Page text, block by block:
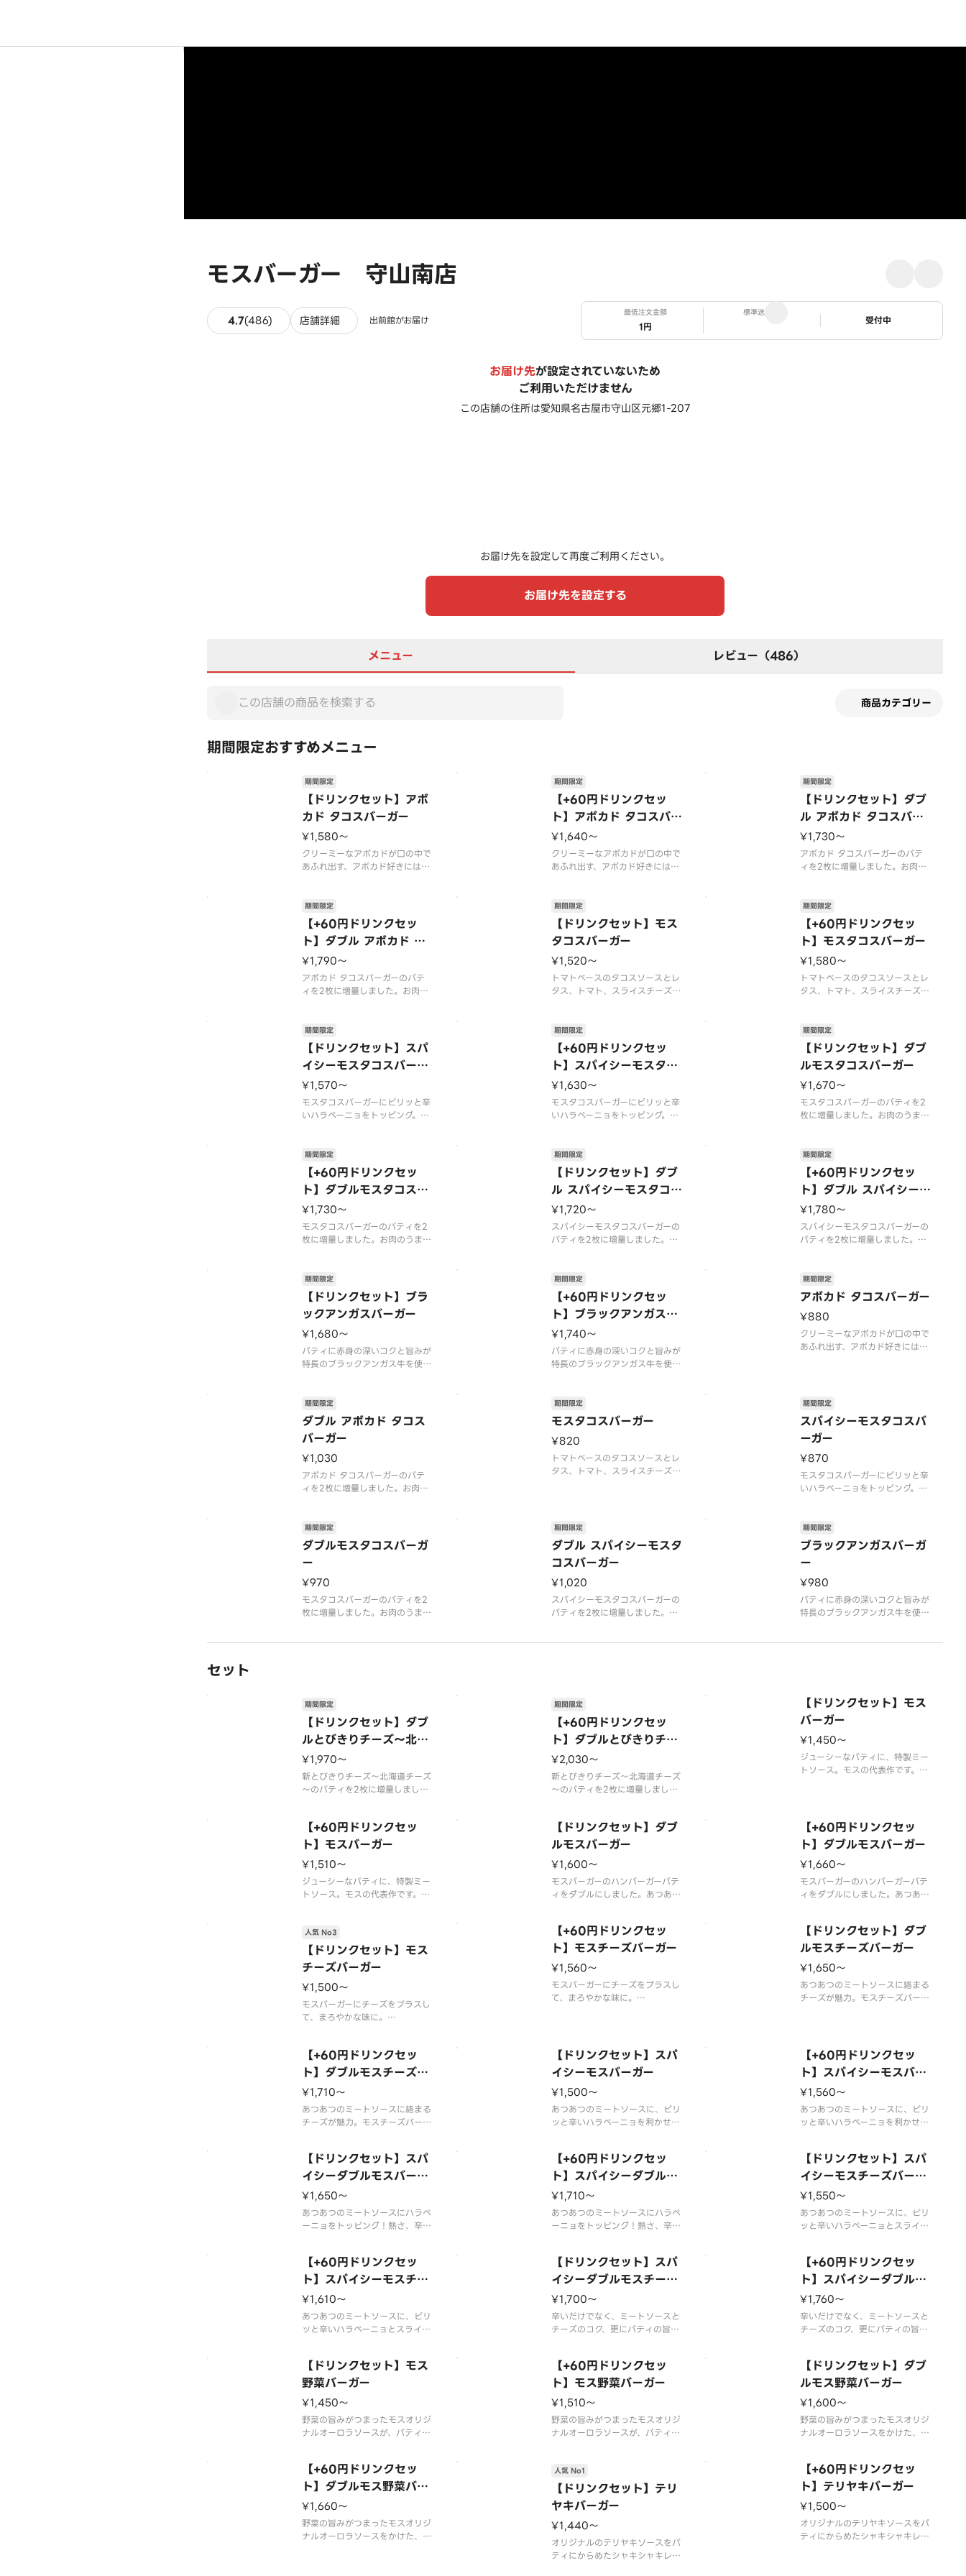
モスバーガー 守山南店
4.7(486) 486件のレビュー
店舗詳細 出前館がお届け
最低注文金額
1円
標準送料
ステータス
受付中
お届け先が設定されていないため
ご利用いただけません
この店舗の住所は愛知県名古屋市守山区元郷1-207
お届け先を設定して再度ご利用ください。
お届け先を設定する
メニュー レビュー（486）
商品カテゴリー
期間限定おすすめメニュー
【ドリンクセット】アボ
カド タコスバーガー
期間限定
¥1,580〜
クリーミーなアボカドが口の中で
あふれ出す、アボカド好きにはた
コスソースとも相性抜群！お好み
でレモンを絞ってお召しあがりく
ださい。
【2026年7月15日（水）〜202
6年9月上旬頃までの販売予定】
※
【+60円ドリンクセッ
ト】アボカド タコスバー
ガー
期間限定
¥1,640〜
クリーミーなアボカドが口の中で
あふれ出す、アボカド好きにはた
コスソースとも相性抜群！お好み
でレモンを絞ってお召しあがりく
ださい。
【2026年7月15日（水）〜202
6年9月上旬頃までの販売予定】
※
【ドリンクセット】ダブ
ル アボカド タコスバー
ガー
期間限定
¥1,730〜
アボカド タコスバーガーのパテ
ィを2枚に増量しました。お肉の
9月上旬頃までの販売予定】※店
舗によっては、期間内に販売を終
了する場合がございます。※チー
ズは工場で加熱加工をしていま
す。※商品には『
【+60円ドリンクセッ
ト】ダブル アボカド タ
コスバーガー
期間限定
¥1,790〜
アボカド タコスバーガーのパテ
ィを2枚に増量しました。お肉の
9月上旬頃までの販売予定】※店
舗によっては、期間内に販売を終
了する場合がございます。※チー
ズは工場で加熱加工をしていま
す。※商品には『
【ドリンクセット】モス
タコスバーガー
期間限定
¥1,520〜
トマトベースのタコスソースとレ
タス、トマト、スライスチーズを
ツなどの野菜を加え、数種類のス
パイスを使用し、食欲をそそるソ
ースに仕立てました。【2026年
7月15日（水）〜2026年9月上
旬頃までの販売
【+60円ドリンクセッ
ト】モスタコスバーガー
期間限定
¥1,580〜
トマトベースのタコスソースとレ
タス、トマト、スライスチーズを
ツなどの野菜を加え、数種類のス
パイスを使用し、食欲をそそるソ
ースに仕立てました。【2026年
7月15日（水）〜2026年9月上
旬頃までの販売
【ドリンクセット】スパ
イシーモスタコスバーガ
ー
期間限定
¥1,570〜
モスタコスバーガーにピリッと辛
いハラペーニョをトッピング。ス
026年9月上旬頃までの販売予
定】※店舗によっては、期間内に
販売を終了する場合がございま
す。※辛くて食べられない場合が
ございますので、
【+60円ドリンクセッ
ト】スパイシーモスタコ
スバーガー
期間限定
¥1,630〜
モスタコスバーガーにピリッと辛
いハラペーニョをトッピング。ス
026年9月上旬頃までの販売予
定】※店舗によっては、期間内に
販売を終了する場合がございま
す。※辛くて食べられない場合が
ございますので、
【ドリンクセット】ダブ
ルモスタコスバーガー
期間限定
¥1,670〜
モスタコスバーガーのパティを2
枚に増量しました。お肉のうまみ
旬頃までの販売予定】※店舗によ
っては、期間内に販売を終了する
場合がございます。※チーズは工
場で加熱加工をしています。※商
品には『カロリ
【+60円ドリンクセッ
ト】ダブルモスタコスバ
ーガー
期間限定
¥1,730〜
モスタコスバーガーのパティを2
枚に増量しました。お肉のうまみ
旬頃までの販売予定】※店舗によ
っては、期間内に販売を終了する
場合がございます。※チーズは工
場で加熱加工をしています。※商
品には『カロリ
【ドリンクセット】ダブ
ル スパイシーモスタコス
バーガー
期間限定
¥1,720〜
スパイシーモスタコスバーガーの
パティを2枚に増量しました。お
6年9月上旬頃までの販売予定】
※店舗によっては、期間内に販売
を終了する場合がございます。※
辛くて食べられない場合がござい
ますので、お子
【+60円ドリンクセッ
ト】ダブル スパイシーモ
スタコスバーガー
期間限定
¥1,780〜
スパイシーモスタコスバーガーの
パティを2枚に増量しました。お
6年9月上旬頃までの販売予定】
※店舗によっては、期間内に販売
を終了する場合がございます。※
辛くて食べられない場合がござい
ますので、お子
【ドリンクセット】ブラ
ックアンガスバーガー
期間限定
¥1,680〜
パティに赤身の深いコクと旨みが
特長のブラックアンガス牛を使
野菜の甘みを引き立てます。やみ
つき必至の絶品をこの機会にぜひ
お楽しみください。【2026年7
月15日（水）〜数量限定（なくな
り次第終了）】※チ
【+60円ドリンクセッ
ト】ブラックアンガスバ
ーガー
期間限定
¥1,740〜
パティに赤身の深いコクと旨みが
特長のブラックアンガス牛を使
野菜の甘みを引き立てます。やみ
つき必至の絶品をこの機会にぜひ
お楽しみください。【2026年7
月15日（水）〜数量限定（なくな
り次第終了）】※チ
アボカド タコスバーガー
期間限定
¥880
クリーミーなアボカドが口の中で
あふれ出す、アボカド好きにはた
でレモンを絞ってお召しあがりく
ださい。
【2026年7月15日（水）〜202
6年9月上旬頃までの販売予定】
ダブル アボカド タコス
バーガー
期間限定
¥1,030
アボカド タコスバーガーのパテ
ィを2枚に増量しました。お肉の
9月上旬頃までの販売予定】※店
舗によっては、期間内に販売を終
了する場合がございます。※チー
ズは工場で加熱加工をしていま
す。※商品には『
モスタコスバーガー
期間限定
¥820
トマトベースのタコスソースとレ
タス、トマト、スライスチーズを
パイスを使用し、食欲をそそるソ
ースに仕立てました。【2026年
7月15日（水）〜2026年9月上
旬頃までの販売
スパイシーモスタコスバ
ーガー
期間限定
¥870
モスタコスバーガーにピリッと辛
いハラペーニョをトッピング。ス
026年9月上旬頃までの販売予
定】※店舗によっては、期間内に
販売を終了する場合がございま
す。※辛くて食べられない場合が
ございますので、
ダブルモスタコスバーガ
ー
期間限定
¥970
モスタコスバーガーのパティを2
枚に増量しました。お肉のうまみ
品には『カロリ
ダブル スパイシーモスタ
コスバーガー
期間限定
¥1,020
スパイシーモスタコスバーガーの
パティを2枚に増量しました。お
ますので、お子
ブラックアンガスバーガ
ー
期間限定
¥980
パティに赤身の深いコクと旨みが
特長のブラックアンガス牛を使
り次第終了）】※チ
セット
【ドリンクセット】ダブ
ルとびきりチーズ～北海
道チーズ～
期間限定
¥1,970〜
新とびきりチーズ～北海道チーズ
～のパティを2枚に増量しまし
※パティに含まれる牛肉は、10
0％国産です。
※原料として配合しているチーズ
のうち、北海道産チーズは95％
です。
※チーズは工場で加熱加工をして
【+60円ドリンクセッ
ト】ダブルとびきりチー
ズ～北海道チーズ～
期間限定
¥2,030〜
新とびきりチーズ～北海道チーズ
～のパティを2枚に増量しまし
※パティに含まれる牛肉は、10
0％国産です。
※原料として配合しているチーズ
のうち、北海道産チーズは95％
です。
※チーズは工場で加熱加工をして
【ドリンクセット】モス
バーガー
¥1,450〜
ジューシーなパティに、特製ミー
トソース。モスの代表作です。
のカット方法が異なる場合があり
ます。
【+60円ドリンクセッ
ト】モスバーガー
¥1,510〜
ジューシーなパティに、特製ミー
トソース。モスの代表作です。
クを付けてください。
チェックを付けた場合でスープを
2種以上ご購入の場合はすべての
スプーンが提供されません。
※食材の増減量・不使用等のご要
【ドリンクセット】ダブ
ルモスバーガー
¥1,600〜
モスバーガーのハンバーガーパテ
ィをダブルにしました。あつあつ
一部店舗ではお取り扱いのない場
合がございます。※店舗によって
がございます。※食材の増減量・
不使用等のご要望には
【+60円ドリンクセッ
ト】ダブルモスバーガー
¥1,660〜
モスバーガーのハンバーガーパテ
ィをダブルにしました。あつあつ
一部店舗ではお取り扱いのない場
合がございます。※店舗によって
がございます。※食材の増減量・
不使用等のご要望には
【ドリンクセット】モス
チーズバーガー
人気 No3
¥1,500〜
モスバーガーにチーズをプラスし
て、まろやかな味に。
※店舗によっては使用食材や野菜
のカット方法が異なる場合があり
ます。
【+60円ドリンクセッ
ト】モスチーズバーガー
¥1,560〜
モスバーガーにチーズをプラスし
て、まろやかな味に。
チェックを付けた場合でスープを
2種以上ご購入の場合はすべての
スプーンが提供されません。
※食材の増減量・不使用等のご要
望にはお
【ドリンクセット】ダブ
ルモスチーズバーガー
¥1,650〜
あつあつのミートソースに絡まる
チーズが魅力。モスチーズバーガ
ては、期間内に販売を終了する場
合がございます。※食材の増減
量・不使用等のご要望にはお応え
いたしかねます。※商品
【+60円ドリンクセッ
ト】ダブルモスチーズバ
ーガー
¥1,710〜
あつあつのミートソースに絡まる
チーズが魅力。モスチーズバーガ
場合がございます。※店舗によっ
ては、期間内に販売を終了する場
量・不使用等のご要望にはお応え
いたしかねます。※商品
【ドリンクセット】スパ
イシーモスバーガー
¥1,500〜
あつあつのミートソースに、ピリ
ッと辛いハラペーニョを利かせた
※辛くて食べられない場合がござ
いますので、お子さまなど、辛い
い。
※食材の増減量・不使用等のご要
望にはお応えいた
【+60円ドリンクセッ
ト】スパイシーモスバー
ガー
¥1,560〜
あつあつのミートソースに、ピリ
ッと辛いハラペーニョを利かせた
※辛くて食べられない場合がござ
いますので、お子さまなど、辛い
い。
※スープ用のスプーンが不要なお
客様はオプション
【ドリンクセット】スパ
イシーダブルモスバーガ
ー
¥1,650〜
あつあつのミートソースにハラペ
ーニョをトッピング！熱さ、辛さ
す。※一部店舗ではお取り扱いの
ない場合がございます。※店舗に
る場合がございます。※食材の増
減量・不使用等のご要望
【+60円ドリンクセッ
ト】スパイシーダブルモ
スバーガー
¥1,710〜
あつあつのミートソースにハラペ
ーニョをトッピング！熱さ、辛さ
す。※一部店舗ではお取り扱いの
ない場合がございます。※店舗に
る場合がございます。※食材の増
減量・不使用等のご要望
【ドリンクセット】スパ
イシーモスチーズバーガ
ー
¥1,550〜
あつあつのミートソースに、ピリ
ッと辛いハラペーニョとスライス
そります。
※辛くて食べられない場合がござ
ものが苦手な方はご注意くださ
い。
※食材の増減量・不使用等のご要
【+60円ドリンクセッ
ト】スパイシーモスチー
ズバーガー
¥1,610〜
あつあつのミートソースに、ピリ
ッと辛いハラペーニョとスライス
そります。
※辛くて食べられない場合がござ
ものが苦手な方はご注意くださ
い。
※スープ用のスプーンが不要なお
【ドリンクセット】スパ
イシーダブルモスチーズ
バーガー
¥1,700〜
辛いだけでなく、ミートソースと
チーズのコク、更にパティの旨み
ました。※一部店舗ではお取り扱
いのない場合がございます。※店
了する場合がございます。※食材
の増減量・不使用等のご
【+60円ドリンクセッ
ト】スパイシーダブルモ
スチーズバーガー
¥1,760〜
辛いだけでなく、ミートソースと
チーズのコク、更にパティの旨み
ました。※一部店舗ではお取り扱
いのない場合がございます。※店
了する場合がございます。※食材
の増減量・不使用等のご
【ドリンクセット】モス
野菜バーガー
¥1,450〜
野菜の旨みがつまったモスオリジ
ナルオーロラソースが、パティと
りとお楽しみください。
ソースの原材料が一部変更になり
※食材の増減量・不使用等のご要
望にはお応えいたしかねます。
【+60円ドリンクセッ
ト】モス野菜バーガー
¥1,510〜
野菜の旨みがつまったモスオリジ
ナルオーロラソースが、パティと
りとお楽しみください。
ソースの原材料が一部変更になり
ました。
※スープ用のスプーンが不要なお
客様はオプション選択にてチェッ
クを付けてくださ
【ドリンクセット】ダブ
ルモス野菜バーガー
¥1,600〜
野菜の旨みがつまったモスオリジ
ナルオーロラソースをかけた、モ
い方にもおすすめです。※一部店
舗ではお取り扱いのない場合がご
間内に販売を終了する場合がござ
います。※食材の増減
【+60円ドリンクセッ
ト】ダブルモス野菜バー
ガー
¥1,660〜
野菜の旨みがつまったモスオリジ
ナルオーロラソースをかけた、モ
【ドリンクセット】テリ
ヤキバーガー
人気 No1
¥1,440〜
オリジナルのテリヤキソースをパ
ティにからめたシャキシャキレタ
【+60円ドリンクセッ
ト】テリヤキバーガー
¥1,500〜
オリジナルのテリヤキソースをパ
ティにからめたシャキシャキレタ